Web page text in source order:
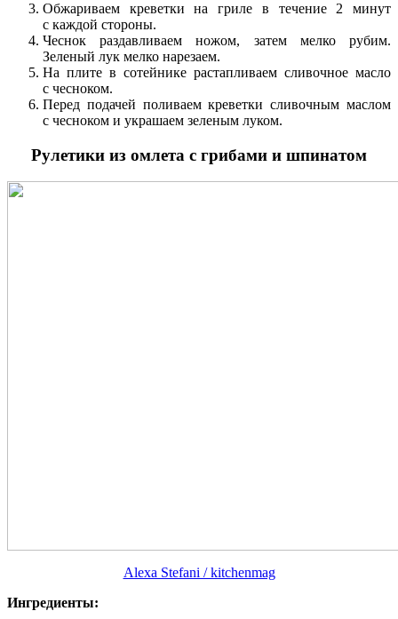
Обжариваем креветки на гриле в течение 2 минут
с каждой стороны.
Чеснок раздавливаем ножом, затем мелко рубим.
Зеленый лук мелко нарезаем.
На плите в сотейнике растапливаем сливочное масло
с чесноком.
Перед подачей поливаем креветки сливочным маслом
с чесноком и украшаем зеленым луком.
Рулетики из омлета с грибами и шпинатом
Alexa Stefani / kitchenmag
Ингредиенты: